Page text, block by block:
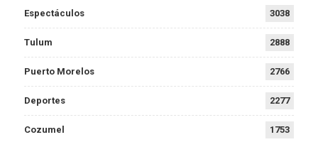
Espectáculos 3038
Tulum 2888
Puerto Morelos 2766
Deportes 2277
Cozumel 1753